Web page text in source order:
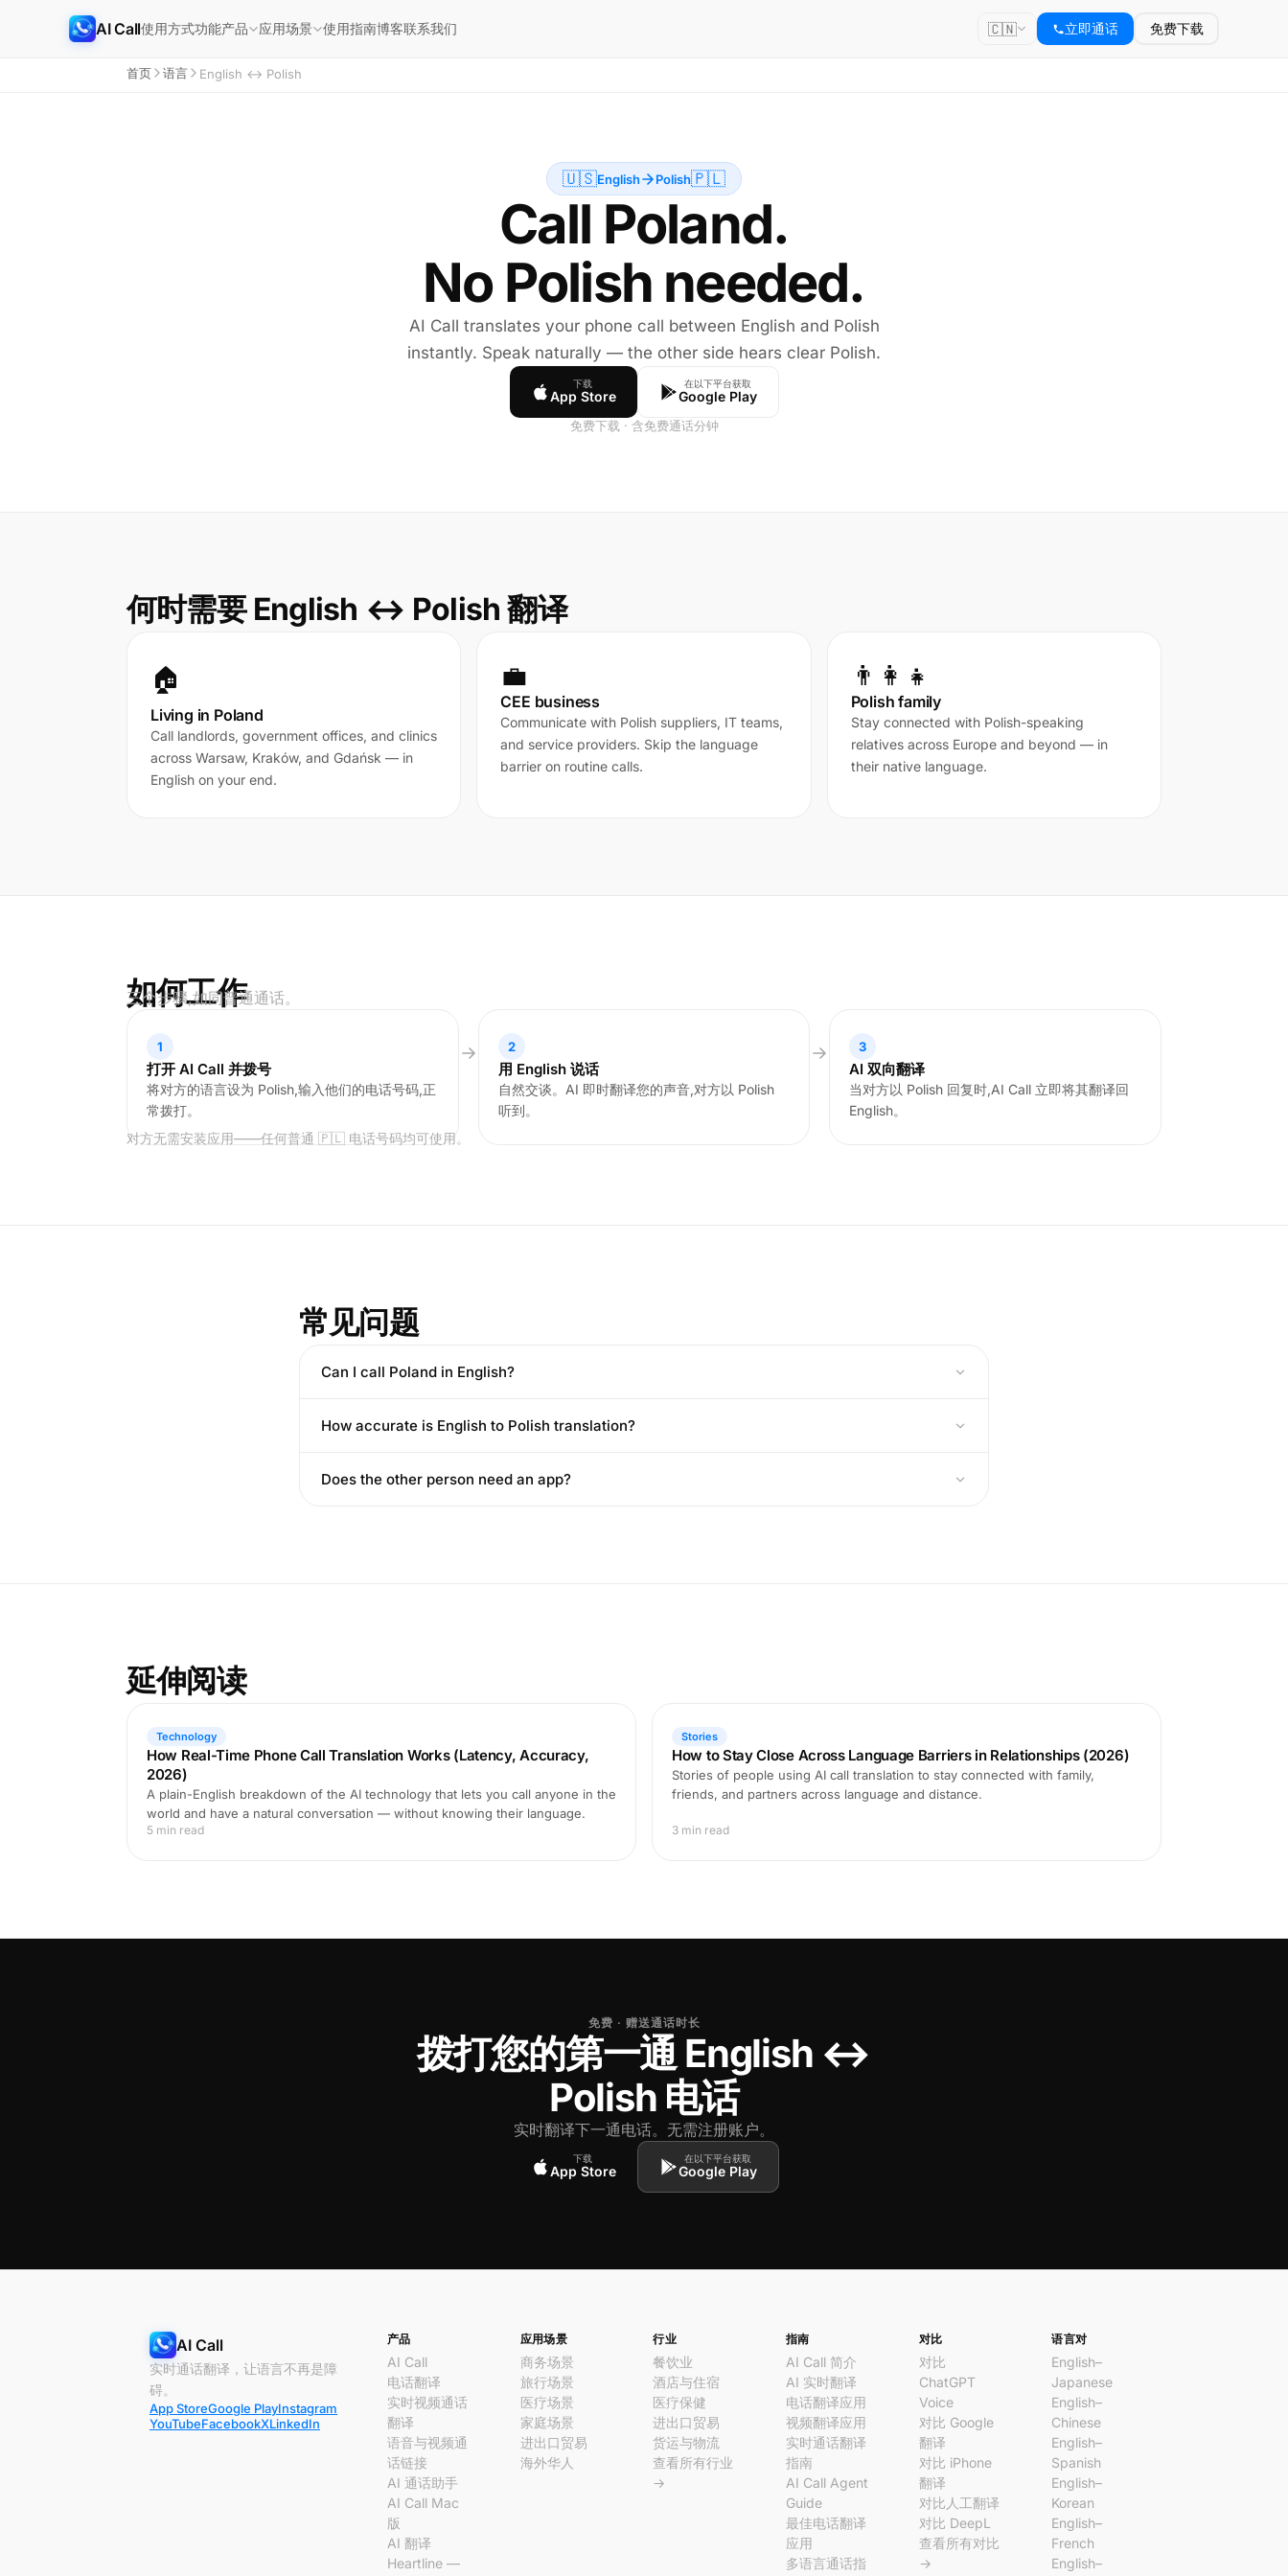
AI Call使用方式功能产品 应用场景 使用指南博客联系我们 🇨🇳 立即通话 免费下载
首页 语言 English ↔ Polish
🇺🇸English Polish🇵🇱
Call Poland.
No Polish needed.
AI Call translates your phone call between English and Polish
instantly. Speak naturally — the other side hears clear Polish.
下载
App Store
在以下平台获取
Google Play
免费下载 · 含免费通话分钟
何时需要 English ↔ Polish 翻译
🏠
Living in Poland
Call landlords, government offices, and clinics
across Warsaw, Kraków, and Gdańsk — in
English on your end.
💼
CEE business
Communicate with Polish suppliers, IT teams,
and service providers. Skip the language
barrier on routine calls.
👨‍👩‍👧
Polish family
Stay connected with Polish-speaking
relatives across Europe and beyond — in
their native language.
如何工作
三个步骤,如同普通通话。
1
打开 AI Call 并拨号
将对方的语言设为 Polish,输入他们的电话号码,正
常拨打。
2
用 English 说话
自然交谈。AI 即时翻译您的声音,对方以 Polish
听到。
3
AI 双向翻译
当对方以 Polish 回复时,AI Call 立即将其翻译回
English。
对方无需安装应用——任何普通 🇵🇱 电话号码均可使用。
常见问题
Can I call Poland in English?
How accurate is English to Polish translation?
Does the other person need an app?
延伸阅读
Technology
How Real-Time Phone Call Translation Works (Latency, Accuracy,
2026)
A plain-English breakdown of the AI technology that lets you call anyone in the
world and have a natural conversation — without knowing their language.
5 min read
Stories
How to Stay Close Across Language Barriers in Relationships (2026)
Stories of people using AI call translation to stay connected with family,
friends, and partners across language and distance.
3 min read
免费 · 赠送通话时长
拨打您的第一通 English ↔
Polish 电话
实时翻译下一通电话。无需注册账户。
下载
App Store
在以下平台获取
Google Play
AI Call
实时通话翻译，让语言不再是障
碍。
App StoreGoogle PlayInstagram
YouTubeFacebookXLinkedIn
产品
AI Call
电话翻译
实时视频通话
翻译
语音与视频通
话链接
AI 通话助手
AI Call Mac
版
AI 翻译
Heartline —
应用场景
商务场景
旅行场景
医疗场景
家庭场景
进出口贸易
海外华人
行业
餐饮业
酒店与住宿
医疗保健
进出口贸易
货运与物流
查看所有行业
→
指南
AI Call 简介
AI 实时翻译
电话翻译应用
视频翻译应用
实时通话翻译
指南
AI Call Agent
Guide
最佳电话翻译
应用
多语言通话指
对比
对比
ChatGPT
Voice
对比 Google
翻译
对比 iPhone
翻译
对比人工翻译
对比 DeepL
查看所有对比
→
语言对
English–
Japanese
English–
Chinese
English–
Spanish
English–
Korean
English–
French
English–